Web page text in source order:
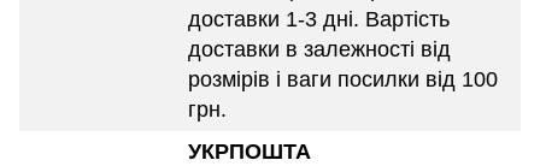
доставки 1-3 дні. Вартість
доставки в залежності від
розмірів і ваги посилки від 100
грн.
УКРПОШТА